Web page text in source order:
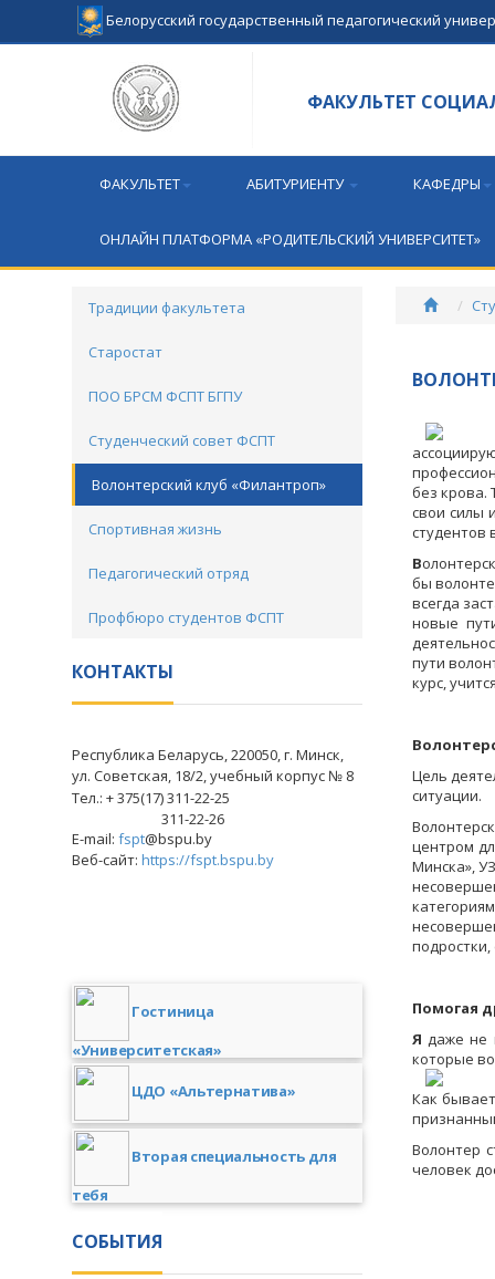
Белорусский государственный педагогический
ФАКУЛЬТЕТ
ФАКУЛЬТЕТ АБИТУРИЕНТУ КАФЕДРЫ
ОНЛАЙН ПЛАТФОРМА «РОДИТЕЛЬСКИЙ УНИВЕРСИТЕТ»
Традиции факультета
Старостат
ПОО БРСМ ФСПТ БГПУ
Студенческий совет ФСПТ
Волонтерский клуб «Филантроп»
Спортивная жизнь
Педагогический отряд
Профбюро студентов ФСПТ
КОНТАКТЫ
Республика Беларусь, 220050, г. Минск,
ул. Советская, 18/2, учебный корпус № 8
Тел.: + 375(17) 311-22-25
311-22-26
E-mail: fspt@bspu.by
Веб-сайт: https://fspt.bspu.by
Гостиница
«Университетская»
ЦДО «Альтернатива»
Вторая специальность для
тебя
СОБЫТИЯ
без крова.
свои силы
студентов
В
бы
всегда
новые
пути
курс,
Цель
ситуации.
центром
Минска»,
Помогая
Я даже не
которые
Как
Волонтер
человек